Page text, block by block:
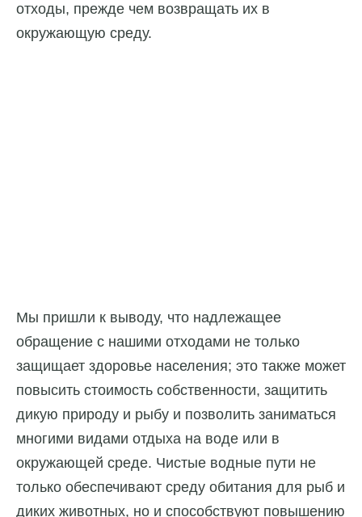
отходы, прежде чем возвращать их в
окружающую среду.
Мы пришли к выводу, что надлежащее
обращение с нашими отходами не только
защищает здоровье населения; это также может
повысить стоимость собственности, защитить
дикую природу и рыбу и позволить заниматься
многими видами отдыха на воде или в
окружающей среде. Чистые водные пути не
только обеспечивают среду обитания для рыб и
диких животных, но и способствуют повышению